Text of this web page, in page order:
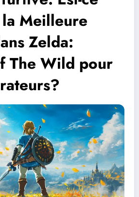
Meilleure
Zelda:
The Wild pour